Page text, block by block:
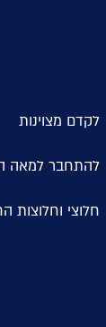
לקדם מצוינות
להתחבר למאה ה-
חלוצי וחלוצות